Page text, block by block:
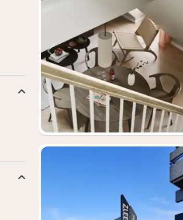
Vorheriges Bild